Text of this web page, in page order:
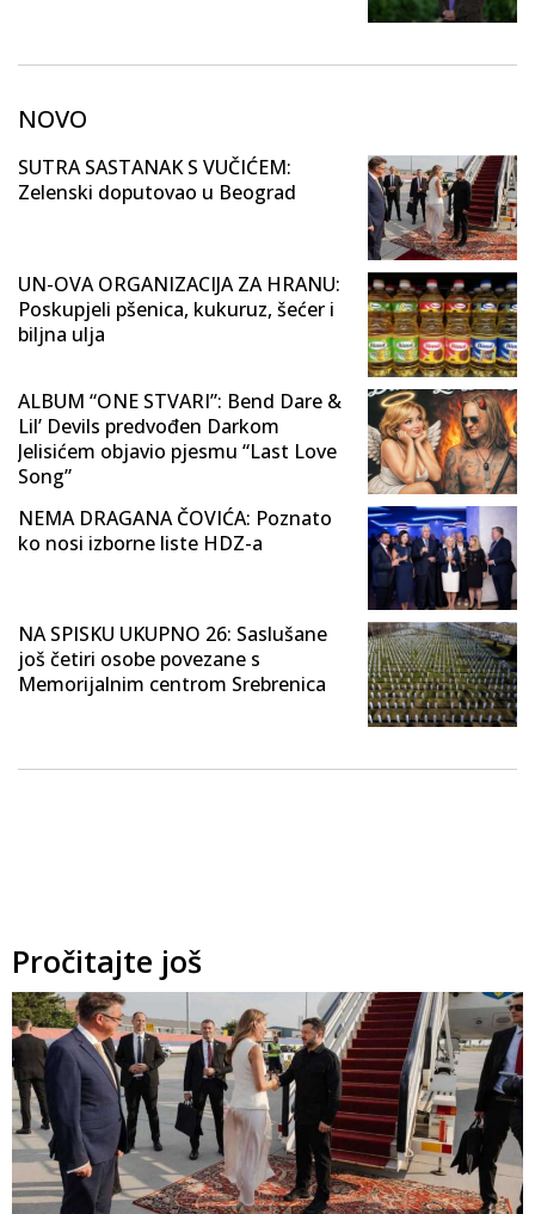
NOVO
SUTRA SASTANAK S VUČIĆEM:
Zelenski doputovao u Beograd
UN-OVA ORGANIZACIJA ZA HRANU:
Poskupjeli pšenica, kukuruz, šećer i
biljna ulja
ALBUM “ONE STVARI”: Bend Dare &
Lil’ Devils predvođen Darkom
Jelisićem objavio pjesmu “Last Love
Song”
NEMA DRAGANA ČOVIĆA: Poznato
ko nosi izborne liste HDZ-a
NA SPISKU UKUPNO 26: Saslušane
još četiri osobe povezane s
Memorijalnim centrom Srebrenica
Pročitajte još